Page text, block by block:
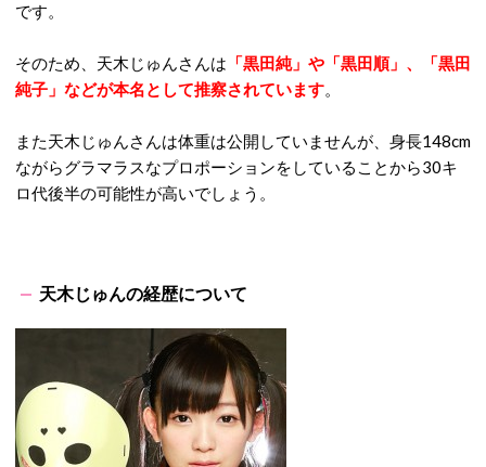
です。
そのため、天木じゅんさんは 「黒田純」や「黒田順」、「黒田
純子」などが本名として推察されています。
また天木じゅんさんは体重は公開していませんが、身長148cm
ながらグラマラスなプロポーションをしていることから30キ
ロ代後半の可能性が高いでしょう。
天木じゅんの経歴について